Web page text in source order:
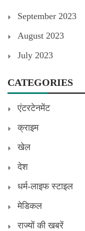
September 2023
August 2023
July 2023
CATEGORIES
एंटरटेनमेंट
क्राइम
खेल
देश
धर्म-लाइफ स्टाइल
मेडिकल
राज्यों की खबरें